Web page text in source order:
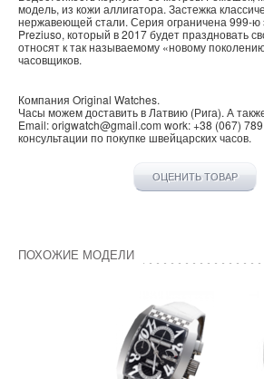
модель, из кожи аллигатора. Застежка
нержавеющей стали. Серия ограничена 999-ю
Preziuso, который в 2017 будет праздновать
относят к так называемому «новому
часовщиков.
Компания Original Watches.
Часы можем доставить вЛатвию (Рига). А
Email:origwatch@gmail.com work:+38 (067)
консультации по покупке швейцарских часов.
ОЦЕНИТЬ ТОВАР
ПОХОЖИЕ МОДЕЛИ